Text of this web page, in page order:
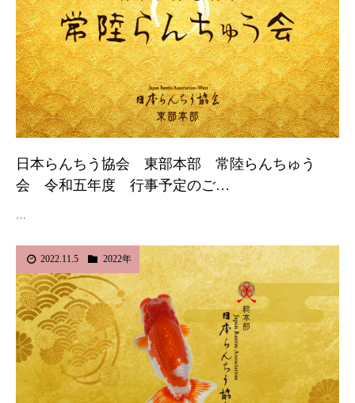
日本らんちう協会 東部本部 常陸らんちゅう
会 令和五年度 行事予定のご…
2022.11.5 2022年